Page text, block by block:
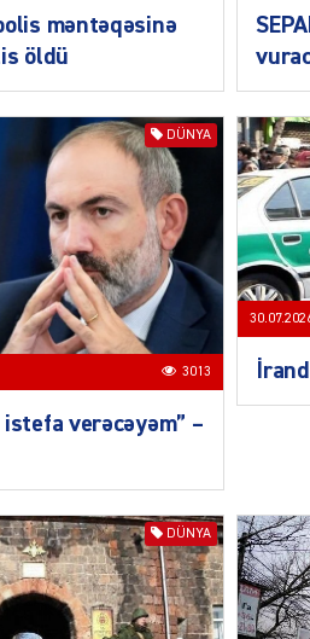
məntəqəsinə
öldü
DÜNYA
3013
verəcəyəm” –
DÜNYA